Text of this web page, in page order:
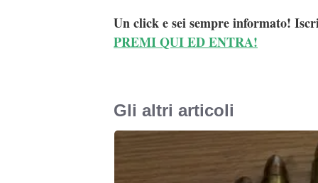
Un click e sei sempre informato!
PREMI QUI ED ENTRA!
Gli altri articoli